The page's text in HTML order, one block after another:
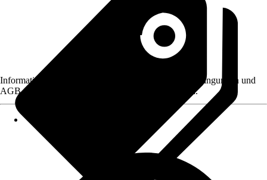
Informationen des Verkäufers, wie z. B. Rückgabebedingungen und
AGB, finden Sie bei Klick auf den Verkäufernamen.